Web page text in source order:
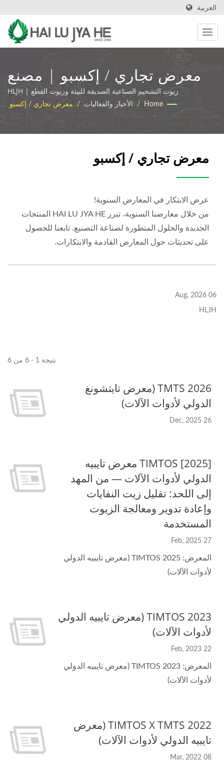
العربية
معرض تجاري / إكسبو | مصنع
زيوت القطع الصناعية وزيوت
التشحيم | HLJH
زيوت التشحيم الصناعية الصديقة للبيئة وزيوت القطع | HLJH
Home
/ الأخبار والفعاليات / معرض تجاري / إكسبو
معرض تجاري / إكسبو
عرض الابتكار في المعارض السنوية!
من خلال معارضنا السنوية، تبرز HAI LU JYA HE المنتجات
الجديدة والحلول المتطورة لصناعة التصنيع. تابعنا للحصول
على تحديثات حول المعارض القادمة والابتكارات.
06 Aug, 2026
HLJH
نتيجة 1 - 6 من 6
TMTS 2026 (معرض تايتشونغ
الدولي لأدوات الآلات)
26 Dec, 2025
[2025] TIMTOS معرض تايبيه
الدولي لأدوات الآلات — من المهد
إلى اللحد: تقليل زيت النفايات
وإعادة تدوير ومعالجة الزيوت
المستخدمة
27 Feb, 2025
المعرض: TIMTOS 2025 (معرض تايبيه الدولي
لأدوات الآلات)
TIMTOS 2023 (معرض تايبيه الدولي
لأدوات الآلات)
22 Feb, 2023
المعرض: TIMTOS 2023 (معرض تايبيه الدولي
لأدوات الآلات)
TIMTOS X TMTS 2022 (معرض
تايبيه الدولي لأدوات الآلات)
08 Mar, 2022